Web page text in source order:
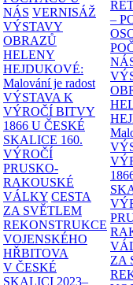
NÁS VERNISÁŽ
VÝSTAVY
OBRAZŮ
HELENY
HEJDUKOVÉ:
Malování je radost
VÝSTAVA K
VÝROČÍ BITVY
1866 U ČESKÉ
SKALICE 160.
VÝROČÍ
PRUSKO-
RAKOUSKÉ
VÁLKY CESTA
ZA SVĚTLEM
REKONSTRUKCE
VOJENSKÉHO
HŘBITOVA
V ČESKÉ
SKALICI 2023–
–
ZA